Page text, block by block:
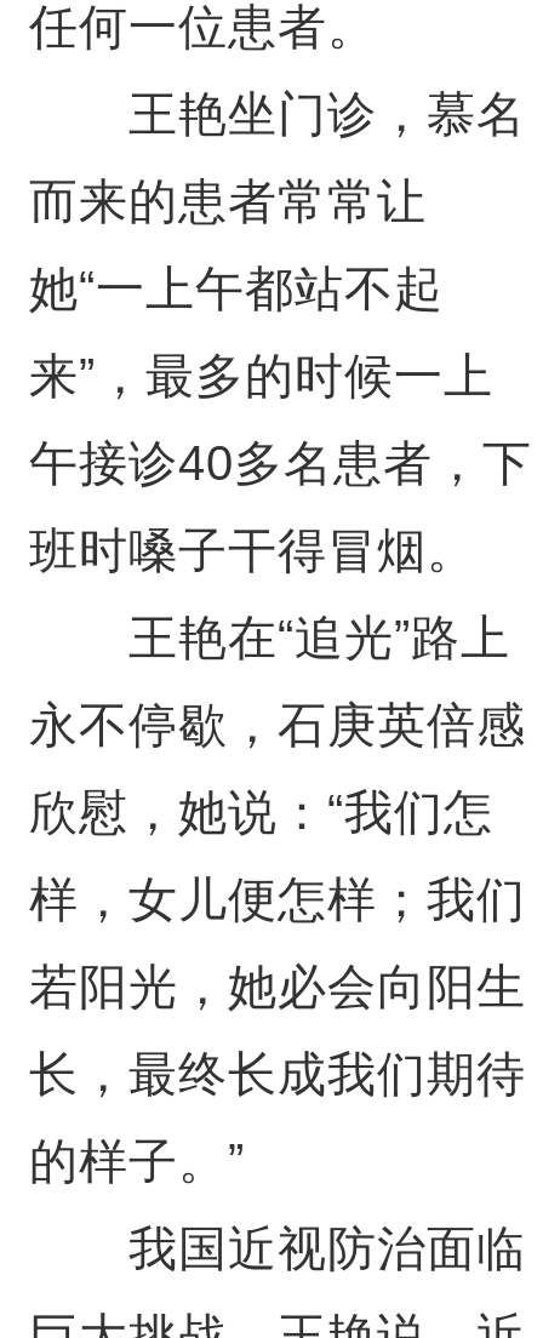
任何一位患者。
王艳坐门诊，慕名
而来的患者常常让
她“一上午都站不起
来”，最多的时候一上
午接诊40多名患者，下
班时嗓子干得冒烟。
王艳在“追光”路上
永不停歇，石庚英倍感
欣慰，她说：“我们怎
样，女儿便怎样；我们
若阳光，她必会向阳生
长，最终长成我们期待
的样子。”
我国近视防治面临